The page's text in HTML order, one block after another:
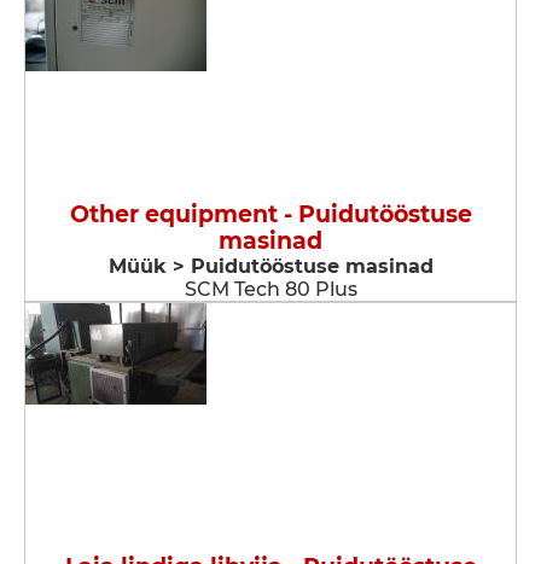
Other equipment - Puidutööstuse
masinad
Müük > Puidutööstuse masinad
SCM Tech 80 Plus